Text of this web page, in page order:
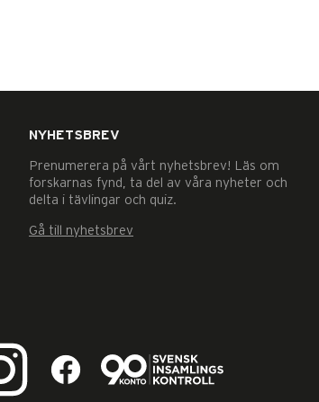
NYHETSBREV
Prenumerera på vårt nyhetsbrev! Läs om
forskarnas fynd, ta del av våra nyheter och
delta i tävlingar och quiz.
Gå till nyhetsbrev